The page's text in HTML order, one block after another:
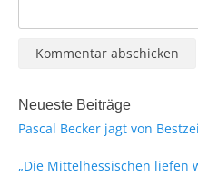
Neueste Beiträge
Pascal Becker jagt von
„Die Mittelhessischen liefen